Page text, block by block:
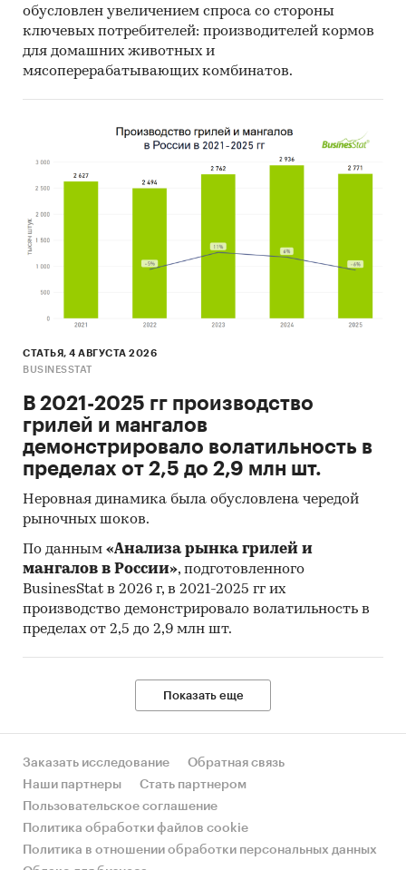
обусловлен увеличением спроса со стороны
ключевых потребителей: производителей кормов
для домашних животных и
мясоперерабатывающих комбинатов.
СТАТЬЯ, 4 АВГУСТА 2026
BUSINESSTAT
В 2021-2025 гг производство
грилей и мангалов
демонстрировало волатильность в
пределах от 2,5 до 2,9 млн шт.
Неровная динамика была обусловлена чередой
рыночных шоков.
По данным «Анализа рынка грилей и
мангалов в России», подготовленного
BusinesStat в 2026 г, в 2021-2025 гг их
производство демонстрировало волатильность в
пределах от 2,5 до 2,9 млн шт.
Показать еще
Заказать исследование
Обратная связь
Наши партнеры
Стать партнером
Пользовательское соглашение
Политика обработки файлов cookie
Политика в отношении обработки персональных данных